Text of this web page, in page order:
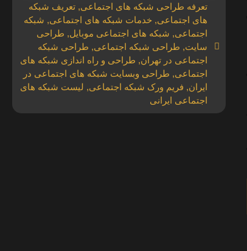
تعرفه طراحی شبکه های اجتماعی,تعریف شبکه
های اجتماعی, خدمات شبکه های اجتماعی, شبکه
اجتماعی, شبکه های اجتماعی موبایل, طراحی
سایت, طراحی شبکه اجتماعی, طراحی شبکه
اجتماعی در تهران, طراحی و راه اندازی شبکه های
اجتماعی, طراحی وبسایت شبکه های اجتماعی در
ایران, فریم ورک شبکه اجتماعی, لیست شبکه های
اجتماعی ایرانی